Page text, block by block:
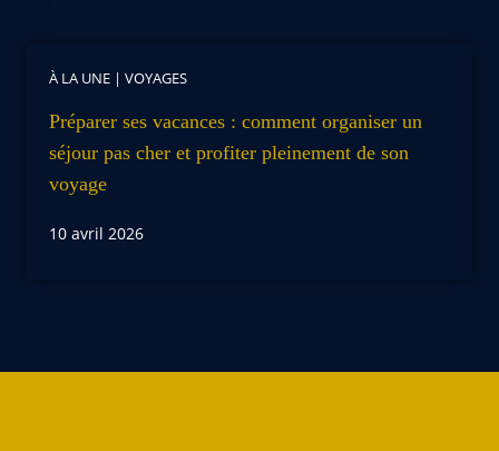
À LA UNE | VOYAGES
Préparer ses vacances : comment organiser un
séjour pas cher et profiter pleinement de son
voyage
10 avril 2026